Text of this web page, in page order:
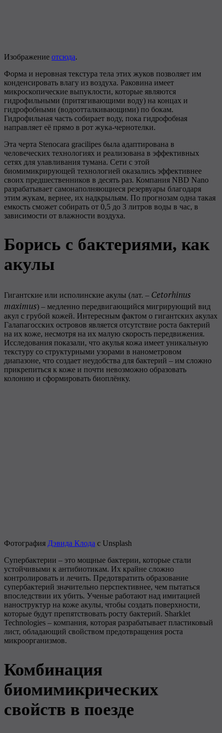
Изображение отсюда.
Форма и неровная текстура тела этих жуков позволяет им
конденсировать влагу из воздуха. Раковина имеет
микроскопические выпуклости, которые являются
гидрофильными (притягивающими воду) на концах и
гидрофобными (водоотталкивающими) по бокам.
Гидрофильная часть собирает воду, пока гидрофобная
направляет её прямо в рот жука-чернотелки.
Эта черта Stenocara gracilipes была адаптирована в
человеческих технологиях и реализована в эффективных
сетях для улавливания тумана. Сети с этой
биомимикрирующей технологией оказались эффективнее
своих предшественников в десять раз. Компания NBD Nano
разрабатывает самонаполняющиеся резервуары благодаря
этим жукам, вернее, их надкрыльям. По прогнозам одна такая
емкость сможет собирать от 0,5 до 3 литров воды в час, в
зависимости от влажности воздуха.
Борись с бактериями, как
акулы
Гигантские или исполинские акулы (лат. – Cetorhinus
maximus) – медленно передвигающийся мигрирующий вид
акул с грубой кожей. Интересным фактом о гигантских акулах
Галапагосских островов является отсутствие роста бактерий
на их коже, несмотря на их малую скорость передвижения.
Исследования показали, что акулья кожа имеет уникальную
текстуру со структурными узорами в нанометровом
диапазоне, что создает неудобства для бактерий – им сложно
прикрепиться к коже и почти невозможно образовать
колонию и сформировать биоплёнку.
Фотография Дэвида Клода с Unsplash
Супербактерии – это мощные бактерии, которые стали
устойчивыми к антибиотикам. Их крайне сложно
контролировать и лечить. Предотвратить образование
супербактерий значительно перспективнее, чем пытаться
впоследствии их убить. Ученые работают над имитацией
наноструктур на коже акулы, чтобы создать поверхности,
которые будут препятствовать росту бактерий. Sharklet
Technologies – компания, которая разрабатывает пластиковый
лист, обладающий свойством предотвращения роста
микроорганизмов.
Комбинация
биомимикрических
свойств в поезде